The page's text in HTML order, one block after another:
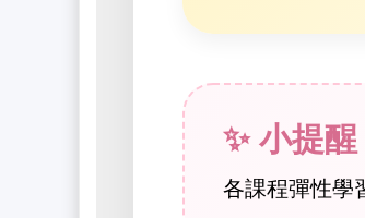
✨ 小提醒
各課程彈性學